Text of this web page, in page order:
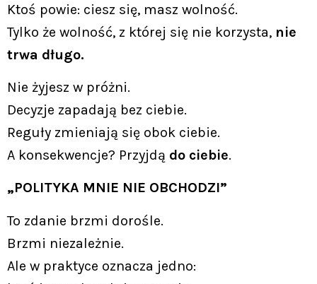
Ktoś powie: ciesz się, masz wolność.
Tylko że wolność, z której się nie korzysta, nie
trwa długo.
Nie żyjesz w próżni.
Decyzje zapadają bez ciebie.
Reguły zmieniają się obok ciebie.
A konsekwencje? Przyjdą do ciebie.
„POLITYKA MNIE NIE OBCHODZI”
To zdanie brzmi dorośle.
Brzmi niezależnie.
Ale w praktyce oznacza jedno: